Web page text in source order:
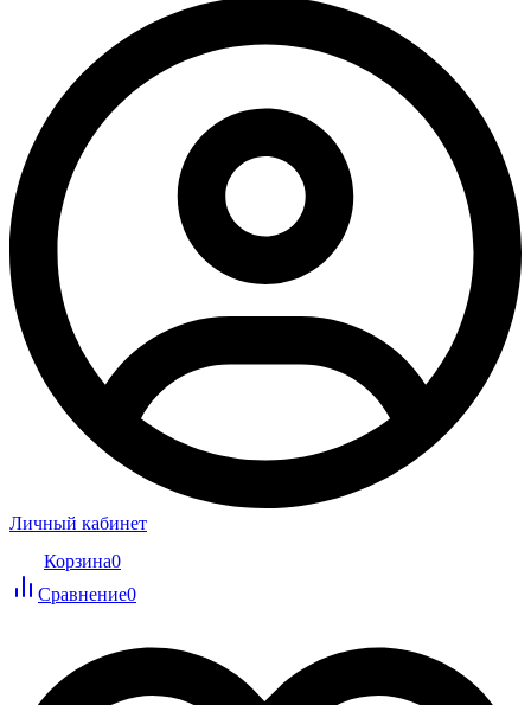
Личный кабинет
Корзина0
Сравнение0